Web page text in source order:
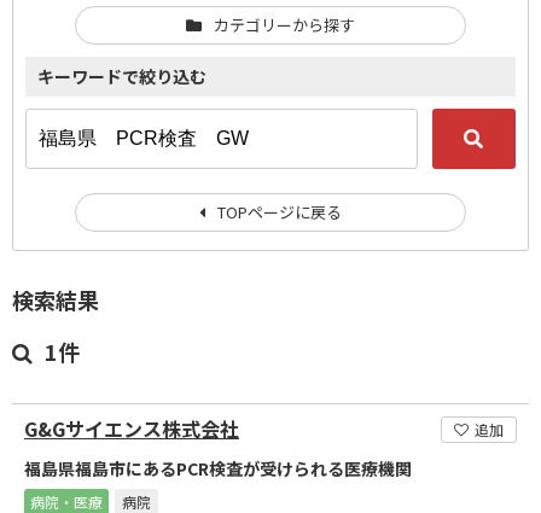
検索結果
1件
G&Gサイエンス株式会社 追加
福島県福島市にあるPCR検査が受けられる医療機関
病院・医療 病院
カテゴリーから探す
キーワードで絞り込む
TOPページに戻る